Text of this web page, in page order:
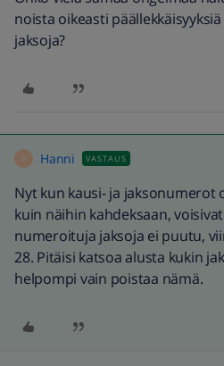
noista oikeasti
jaksoja?
H Hanni VASTAUS
Nyt kun kausi- ja jaksonumerot
kuin näihin kahdeksaan,
numeroituja jaksoja ei puutu,
28. Pitäisi katsoa alusta kukin
helpompi vain poistaa nämä.